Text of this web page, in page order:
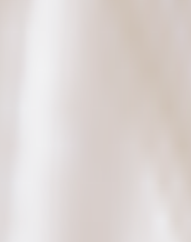
- Mannheim,
Baden-Württemberg
Preis